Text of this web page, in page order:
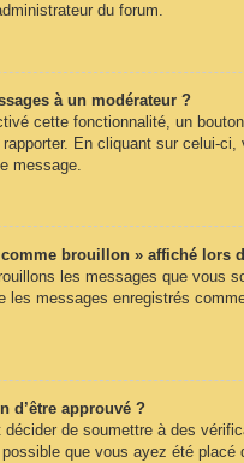
du forum.
à un modérateur ?
cette fonctionnalité, un
En cliquant sur celui-
message.
brouillon » affiché lors
les messages que vous
les messages enregistrés
d’être approuvé ?
de soumettre à des
que vous ayez été placé